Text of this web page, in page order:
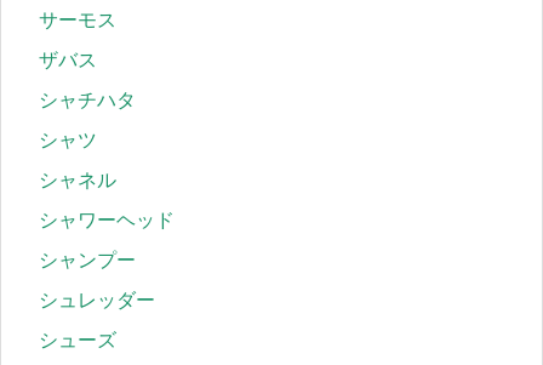
サーモス
ザバス
シャチハタ
シャツ
シャネル
シャワーヘッド
シャンプー
シュレッダー
シューズ